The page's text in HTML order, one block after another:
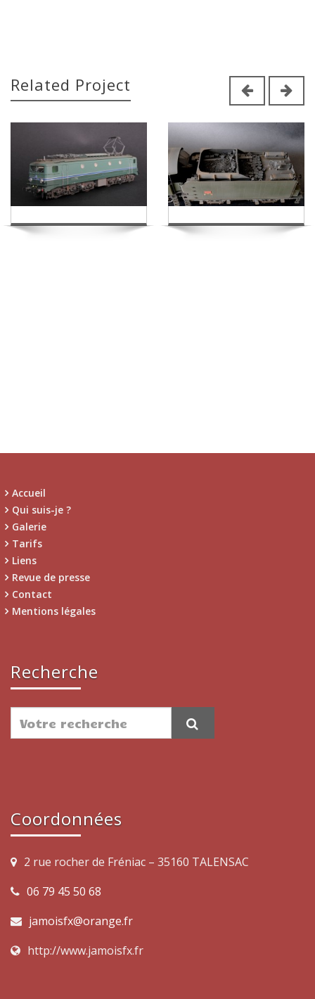
Related Project
Accueil
Qui suis-je ?
Galerie
Tarifs
Liens
Revue de presse
Contact
Mentions légales
Recherche
Coordonnées
2 rue rocher de Fréniac – 35160 TALENSAC
06 79 45 50 68
jamoisfx@orange.fr
http://www.jamoisfx.fr